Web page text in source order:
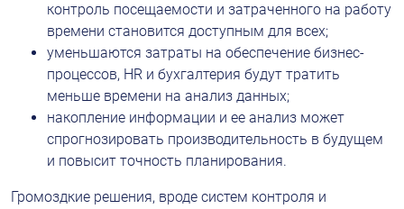
контроль посещаемости и затраченного на работу
времени становится доступным для всех;
уменьшаются затраты на обеспечение бизнес-
процессов, HR и бухгалтерия будут тратить
меньше времени на анализ данных;
накопление информации и ее анализ может
спрогнозировать производительность в будущем
и повысит точность планирования.
Громоздкие решения, вроде систем контроля и